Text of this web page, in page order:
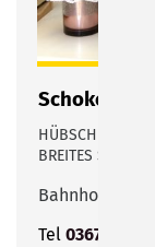
Schoko
HÜBSCH
BREITES
Bahnhofstraße
Tel 03675